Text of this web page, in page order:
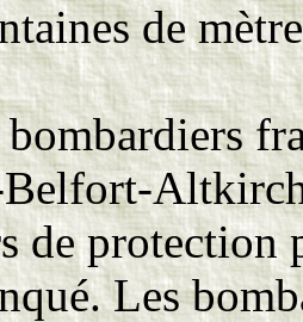
de
de
Les